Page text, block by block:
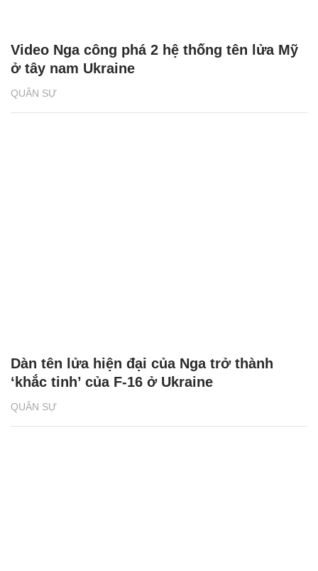
QUÂN SỰ
Video Nga công phá 2 hệ thống tên lửa Mỹ
ở tây nam Ukraine
QUÂN SỰ
Dàn tên lửa hiện đại của Nga trở thành
‘khắc tinh’ của F-16 ở Ukraine